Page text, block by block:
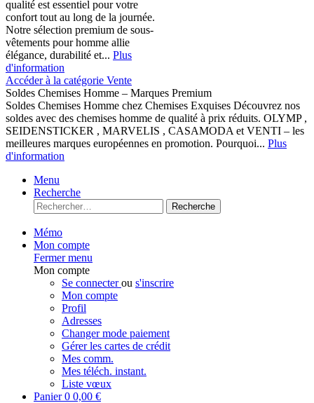
qualité est essentiel pour votre
confort tout au long de la journée.
Notre sélection premium de sous-
vêtements pour homme allie
élégance, durabilité et... Plus
d'information
Accéder à la catégorie Vente
Soldes Chemises Homme – Marques Premium
Soldes Chemises Homme chez Chemises Exquises Découvrez nos
soldes avec des chemises homme de qualité à prix réduits. OLYMP ,
SEIDENSTICKER , MARVELIS , CASAMODA et VENTI – les
meilleures marques européennes en promotion. Pourquoi... Plus
d'information
Menu
Recherche
Recherche
Mémo
Mon compte
Fermer menu
Mon compte
Se connecterou s'inscrire
Mon compte
Profil
Adresses
Changer mode paiement
Gérer les cartes de crédit
Mes comm.
Mes téléch. instant.
Liste vœux
Panier0 0,00 €